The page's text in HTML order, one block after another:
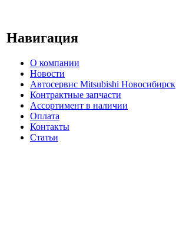
Навигация
О компании
Новости
Автосервис Mitsubishi Новосибирск
Контрактные запчасти
Ассортимент в наличии
Оплата
Контакты
Статьи